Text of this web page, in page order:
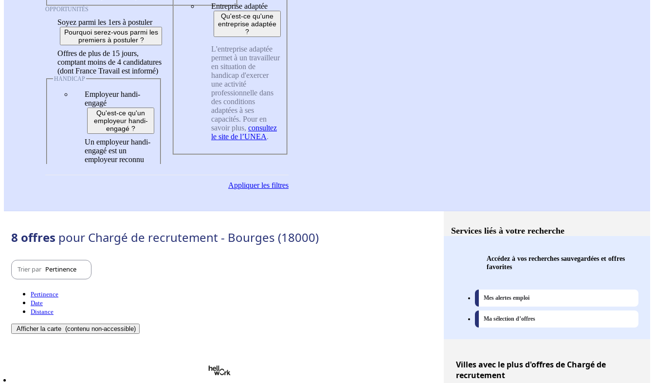
OPPORTUNITÉS
Soyez parmi les 1ers à postuler
Pourquoi serez-vous parmi les
premiers à postuler ?
Offres de plus de 15 jours,
comptant moins de 4 candidatures
(dont France Travail est informé)
HANDICAP
Employeur handi-
engagé
Qu'est-ce qu'un
employeur handi-
engagé ?
Un employeur handi-
engagé est un
employeur reconnu
Entreprise adaptée
Qu'est-ce qu'une
entreprise adaptée
?
L'entreprise adaptée
permet à un travailleur
en situation de
handicap d'exercer
une activité
professionnelle dans
des conditions
adaptées à ses
capacités. Pour en
savoir plus, consultez
le site de l’UNEA.
Appliquerles filtres
8 offres pour Chargé de recrutement - Bourges (18000)
Trier par Pertinence
Pertinence
Date
Distance
Afficher la carte (contenu non-accessible)
Services liés à votre recherche
Accédez à vos recherches sauvegardées et offres
favorites
Mes alertes emploi
Ma sélection d’offres
Villesavec le plus d'offres de Chargé de
recrutement